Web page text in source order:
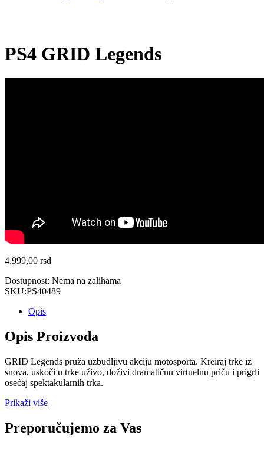
PS4 GRID Legends
4.999,00 rsd
Dostupnost: Nema na zalihama
SKU:PS40489
Opis
Opis Proizvoda
GRID Legends pruža uzbudljivu akciju motosporta. Kreiraj trke iz
snova, uskoči u trke uživo, doživi dramatičnu virtuelnu priču i prigrli
osećaj spektakularnih trka.
Prikaži više
Preporučujemo za Vas